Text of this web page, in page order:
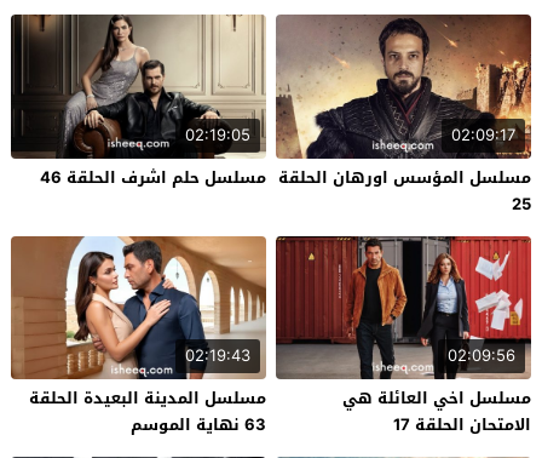
02:09:17
مسلسل المؤسس اورهان الحلقة
25
02:19:05
مسلسل حلم اشرف الحلقة 46
02:09:56
مسلسل اخي العائلة هي
الامتحان الحلقة 17
02:19:43
مسلسل المدينة البعيدة الحلقة
63 نهاية الموسم